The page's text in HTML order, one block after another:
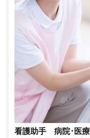
看護助手 病院･医療